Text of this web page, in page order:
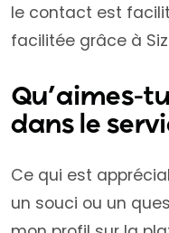
le contact est
facilitée grâce à
Qu’aimes-
dans le
Ce qui est
un souci ou un